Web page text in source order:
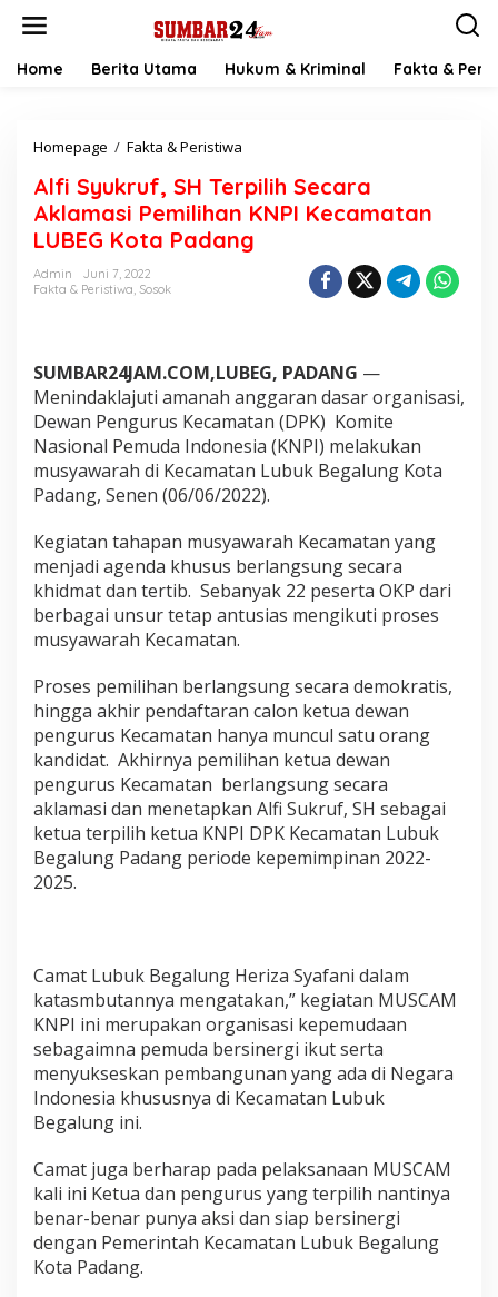
Home Berita Utama Hukum & Kriminal Fakta &
Homepage / Fakta & Peristiwa
f
S
y
,
H
T
e
r
p
i
i
h
S
e
c
a
A
k
a
m
a
P
i
h
a
n
K
N
P
I
c
a
m
a
t
Alfi Syukruf, SH Terpilih Secara
Aklamasi Pemilihan KNPI Kecamatan
LUBEG Kota Padang
Admin
Juni 7, 2022
Fakta & Peristiwa, Sosok
SUMBAR24JAM.COM,LUBEG, PADANG —
Menindaklajuti amanah anggaran dasar organisasi,
Dewan Pengurus Kecamatan (DPK) Komite
Nasional Pemuda Indonesia (KNPI) melakukan
musyawarah di Kecamatan Lubuk Begalung Kota
Padang, Senen (06/06/2022).
Kegiatan tahapan musyawarah Kecamatan yang
menjadi agenda khusus berlangsung secara
khidmat dan tertib. Sebanyak 22 peserta OKP dari
berbagai unsur tetap antusias mengikuti proses
musyawarah Kecamatan.
Proses pemilihan berlangsung secara demokratis,
hingga akhir pendaftaran calon ketua dewan
pengurus Kecamatan hanya muncul satu orang
kandidat. Akhirnya pemilihan ketua dewan
pengurus Kecamatan berlangsung secara
aklamasi dan menetapkan Alfi Sukruf, SH sebagai
ketua terpilih ketua KNPI DPK Kecamatan Lubuk
Begalung Padang periode kepemimpinan 2022-
2025.
Camat Lubuk Begalung Heriza Syafani dalam
katasmbutannya mengatakan,” kegiatan MUSCAM
KNPI ini merupakan organisasi kepemudaan
sebagaimna pemuda bersinergi ikut serta
menyukseskan pembangunan yang ada di Negara
Indonesia khususnya di Kecamatan Lubuk
Begalung ini.
Camat juga berharap pada pelaksanaan MUSCAM
kali ini Ketua dan pengurus yang terpilih nantinya
benar-benar punya aksi dan siap bersinergi
dengan Pemerintah Kecamatan Lubuk Begalung
Kota Padang.